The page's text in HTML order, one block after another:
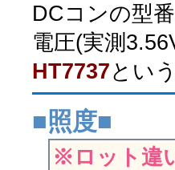
DCコンの型
電圧(実測
HT7737とい
■照度■
※ロット違